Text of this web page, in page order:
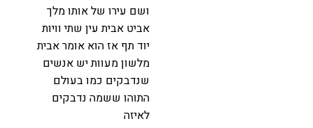
ושם עירו של אותו מלך
אביט אבית עין שתי וויות
יוד תף אז הוא אומר אבית
מלשון מעוות יש אנשים
שנדבקים כמו בעולם
התוהו ששמה נדבקים
לאיזה